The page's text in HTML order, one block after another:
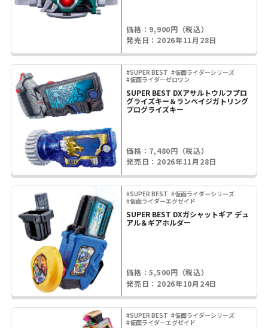
価格：9,900円（税込）
発売日：2026年11月28日
#SUPER BEST #仮面ライダーシリーズ
#仮面ライダーゼロワン
SUPER BEST DXアサルトウルフプロ
グライズキー＆ランペイジガトリング
プログライズキー
価格：7,480円（税込）
発売日：2026年11月28日
#SUPER BEST #仮面ライダーシリーズ
#仮面ライダーエグゼイド
SUPER BEST DXガシャットギア デュ
アル＆ギアホルダー
価格：5,500円（税込）
発売日：2026年10月24日
#SUPER BEST #仮面ライダーシリーズ
#仮面ライダーエグゼイド